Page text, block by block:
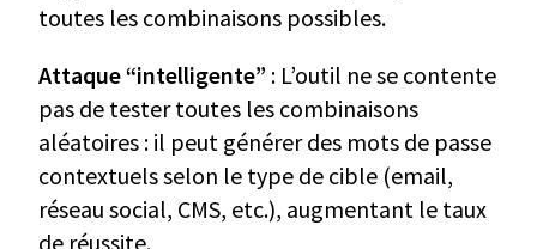
toutes les combinaisons possibles.
Attaque “intelligente” : L’outil ne se contente
pas de tester toutes les combinaisons
aléatoires : il peut générer des mots de passe
contextuels selon le type de cible (email,
réseau social, CMS, etc.), augmentant le taux
de réussite.